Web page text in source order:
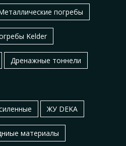
погребы
Kelder
Дренажные тоннели
ЖУ DEKA
материалы